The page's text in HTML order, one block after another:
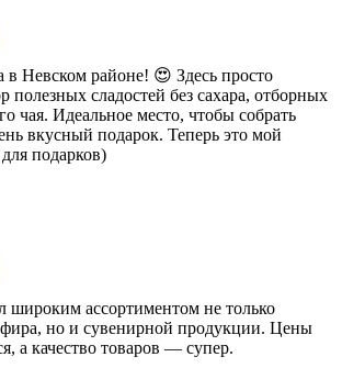
в Невском районе! 😍 Здесь просто
полезных сладостей без сахара, отборных
чая. Идеальное место, чтобы собрать
вкусный подарок. Теперь это мой
подарков)
широким ассортиментом не только
но и сувенирной продукции. Цены
а качество товаров — супер.